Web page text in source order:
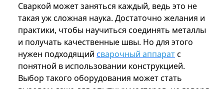
Сваркой может заняться каждый, ведь это не
такая уж сложная наука. Достаточно желания и
практики, чтобы научиться соединять металлы
и получать качественные швы. Но для этого
нужен подходящий сварочный аппаратс
понятной в использовании конструкцией.
Выбор такого оборудования может стать